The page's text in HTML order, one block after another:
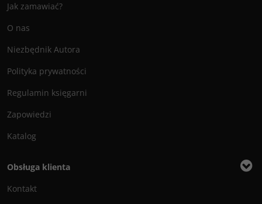
Jak zamawiać?
O nas
Niezbędnik Autora
Polityka prywatności
Regulamin księgarni
Zapowiedzi
Katalog
Obsługa klienta
Kontakt